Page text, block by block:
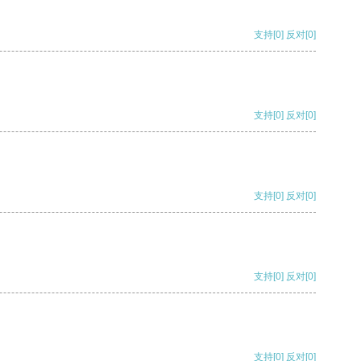
支持[0] 反对[0]
支持[0] 反对[0]
支持[0] 反对[0]
支持[0] 反对[0]
支持[0] 反对[0]